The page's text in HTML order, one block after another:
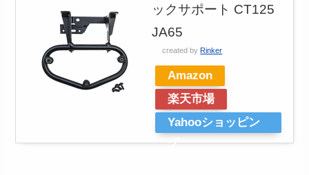
ックサポート CT125
JA65
created by Rinker
Amazon
楽天市場
Yahooショッピン
グ